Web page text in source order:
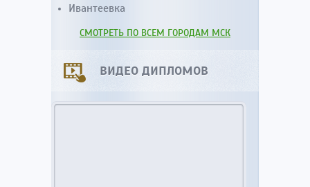
Ивантеевка
СМОТРЕТЬ ПО ВСЕМ ГОРОДАМ МСК
ВИДЕО ДИПЛОМОВ